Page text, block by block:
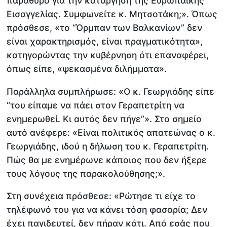
Εισαγγελίας. Συμφωνείτε κ. Μητσοτάκη;». Όπως
πρόσθεσε, «το “Όρμπαν των Βαλκανίων” δεν
είναι χαρακτηρισμός, είναι πραγματικότητα»,
κατηγορώντας την κυβέρνηση ότι επαναφέρει,
όπως είπε, «ψεκασμένα διλήμματα».
Παράλληλα συμπλήρωσε: «Ο κ. Γεωργιάδης είπε
“του είπαμε να πάει στον Γεραπετρίτη να
ενημερωθεί. Κι αυτός δεν πήγε”». Στο σημείο
αυτό ανέφερε: «Είναι πολιτικός απατεώνας ο κ.
Γεωργιάδης, ιδού η δήλωση του κ. Γεραπετρίτη.
Πώς θα με ενημέρωνε κάποιος που δεν ήξερε
τους λόγους της παρακολούθησης;».
Στη συνέχεια πρόσθεσε: «Ρώτησε τι είχε το
τηλέφωνό του για να κάνει τόση φασαρία; Δεν
έχει παγιδευτεί, δεν πήραν κάτι. Από εσάς που